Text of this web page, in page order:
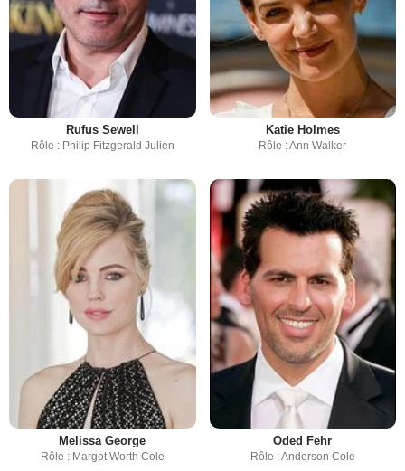
Rufus Sewell
Rôle : Philip Fitzgerald Julien
Katie Holmes
Rôle : Ann Walker
Melissa George
Rôle : Margot Worth Cole
Oded Fehr
Rôle : Anderson Cole